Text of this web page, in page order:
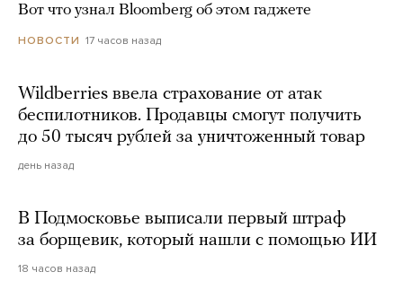
Вот что узнал Bloomberg об этом гаджете
НОВОСТИ 17 часов назад
Wildberries ввела страхование от атак
беспилотников. Продавцы смогут получить
до 50 тысяч рублей за уничтоженный товар
день назад
В Подмосковье выписали первый штраф
за борщевик, который нашли с помощью ИИ
18 часов назад